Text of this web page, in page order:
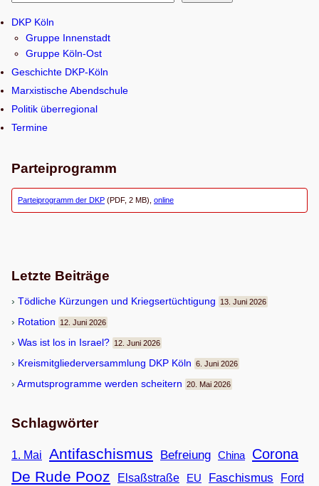
c
e
n
DKP Köln
Gruppe Innenstadt
Gruppe Köln-Ost
Geschichte DKP-Köln
Marxistische Abendschule
Politik überregional
Termine
Parteiprogramm
Parteiprogramm der DKP (PDF, 2 MB), online
Letzte Beiträge
Töd­li­che Kür­zun­gen und Kriegsertüchtigung 13. Juni 2026
Rota­tion 12. Juni 2026
Was ist los in Israel? 12. Juni 2026
Kreis­mit­glie­der­ver­samm­lung DKP Köln 6. Juni 2026
Armuts­pro­gramme wer­den scheitern 20. Mai 2026
Schlagwörter
1. Mai Antifaschismus Befreiung China Corona
De Rude Pooz Elsaßstraße EU Faschismus
Ford